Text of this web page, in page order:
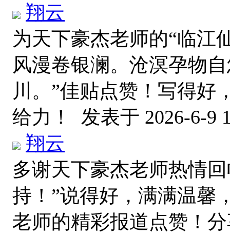
翔云
为天下豪杰老师的“临江
风漫卷银澜。沧溟孕物
川。”佳贴点赞！写得好
给力！ 发表于 2026-6-9
翔云
多谢天下豪杰老师热情
持！”说得好，满满温馨
老师的精彩报道点赞！